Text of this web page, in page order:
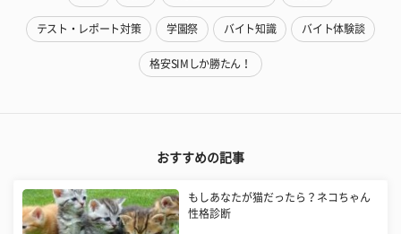
テスト・レポート対策 学園祭 バイト知識 バイト体験談
格安SIMしか勝たん！
おすすめの記事
もしあなたが猫だったら？ネコちゃん
性格診断